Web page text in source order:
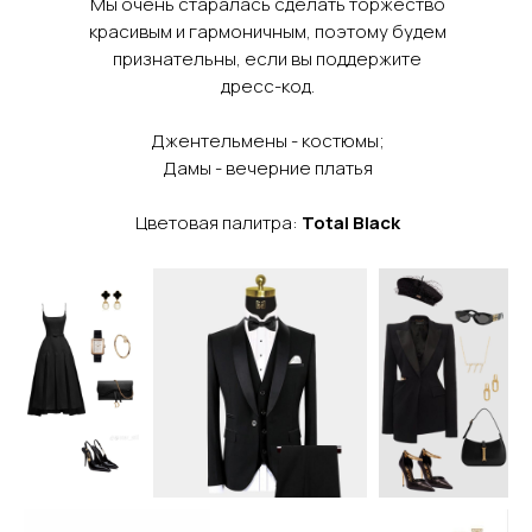
красивым и гармоничным, поэтому будем
признательны, если вы поддержите
дресс-код.
Джентельмены - костюмы;
Дамы - вечерние платья
Цветовая палитра: Total Black